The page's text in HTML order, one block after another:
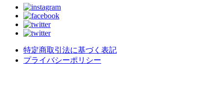
特定商取引法に基づく表記
プライバシーポリシー